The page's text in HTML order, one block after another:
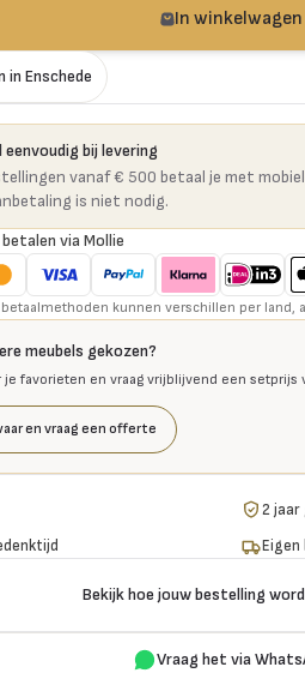
In winkelwagen
in Enschede
eenvoudig bij levering
vanaf € 500 betaal je met
is niet nodig.
via Mollie
kunnen verschillen per land,
meubels gekozen?
je favorieten en vraag vrijblijvend een
en vraag een offerte
2
Bekijk hoe jouw bestelling
Vraag het via